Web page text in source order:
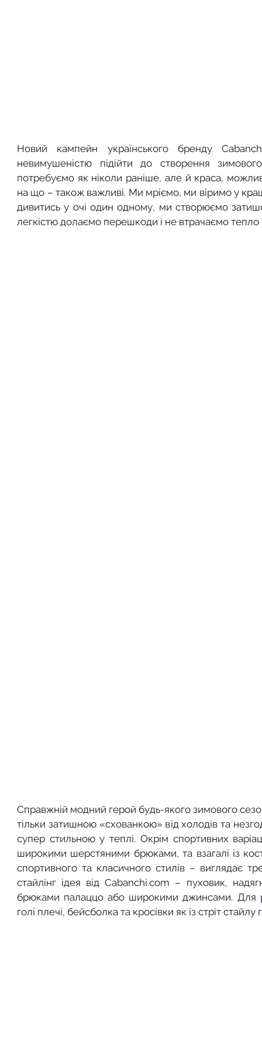
Новий кампейн українського бренду
невимушеністю підійти до створення
потребуємо як ніколи раніше, але й краса,
на що – також важливі. Ми мріємо, ми віримо у
дивитись у очі один одному, ми створюємо
легкістю долаємо перешкоди і не втрачаємо
Справжній модний герой будь-якого зимового
тільки затишною «схованкою» від холодів та
супер стильною у теплі. Окрім спортивних
широкими шерстяними брюками, та взагалі із
спортивного та класичного стилів – виглядає
стайлінг ідея від Cabanchi.com – пуховик,
брюками палаццо або широкими джинсами. Для
голі плечі, бейсболка та кросівки як із стріт стайлу